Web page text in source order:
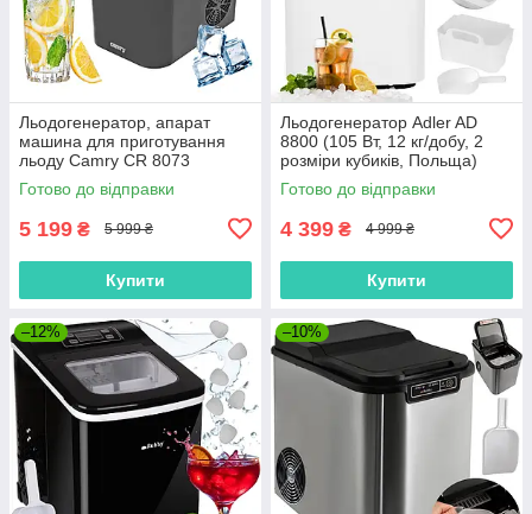
Льодогенератор, апарат
машина для приготування
льоду Camry CR 8073
(холодоагент R600a, 12кг/
добу, Польща)
Готово до відправки
5 199 ₴ 5 999 ₴
Купити
Льодогенератор Adler AD
8800 (105 Вт, 12 кг/добу, 2
розміри кубиків, Польща)
Готово до відправки
4 399 ₴ 4 999 ₴
Купити
–12% –10%